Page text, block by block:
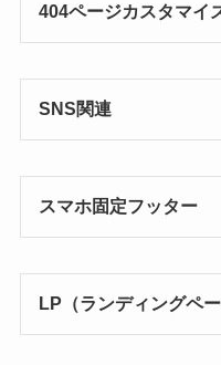
404ページカスタマイ
SNS関連
スマホ固定フッター
LP（ランディングペ